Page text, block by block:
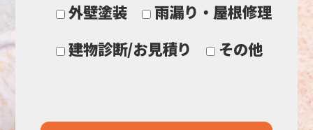
外壁塗装
雨漏り・屋根修理
建物診断/お見積り
その他